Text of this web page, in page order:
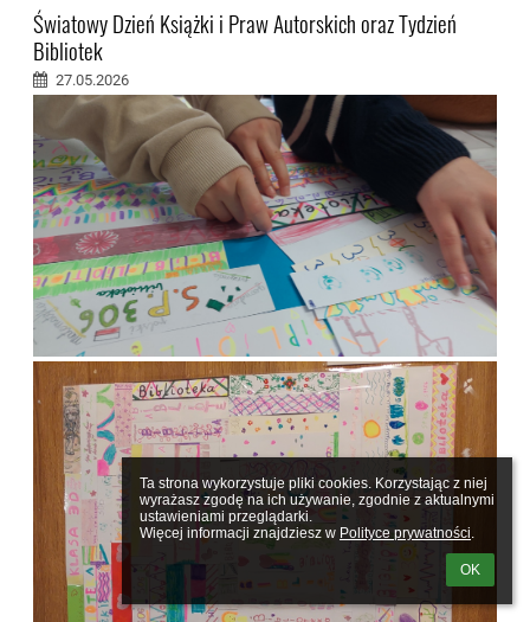
Ta strona wykorzystuje pliki cookies. Korzystając z niej
wyrażasz zgodę na ich używanie, zgodnie z aktualnymi
ustawieniami przeglądarki.
Więcej informacji znajdziesz w Polityce prywatności.
OK
Światowy Dzień Książki i Praw Autorskich oraz Tydzień
Bibliotek
27.05.2026